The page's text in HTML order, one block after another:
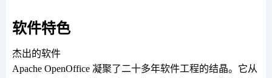
软件特色
杰出的软件
Apache OpenOffice 凝聚了二十多年软件工程的结晶。它从